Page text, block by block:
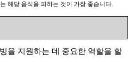
해당 음식을 피하는 것이 가장 좋습니다.
을 지원하는 데 중요한 역할을 할